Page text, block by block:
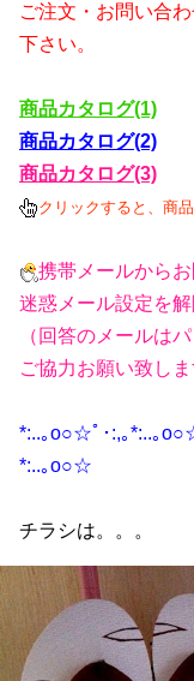
ご注文・お問い合
下さい。
商品カタログ(1)
商品カタログ(2)
商品カタログ(3)
クリックすると、商
携帯メールからお
迷惑メール設定を
（回答のメールは
ご協力お願い致しま
*:..｡o○☆ﾟ･:,｡*:..｡
*:..｡o○☆
チラシは。。。